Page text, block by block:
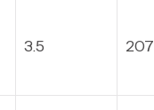
3.5 207